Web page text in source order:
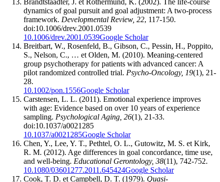
Brandtstaadter, J. et Rothermund, K. (2002). The life-course
dynamics of goal pursuit and goal adjustment: A two-process
framework. Developmental Review, 22, 117-150.
doi:10.1006/drev.2001.0539
10.1006/drev.2001.0539Google Scholar
Breitbart, W., Rosenfeld, B., Gibson, C., Pessin, H., Poppito,
S., Nelson, C., … et Olden, M. (2010). Meaning-centered
group psychotherapy for patients with advanced cancer: A
pilot randomized controlled trial. Psycho-Oncology, 19(1), 21-
28.
10.1002/pon.1556Google Scholar
Carstensen, L. L. (2011). Emotional experience improves
with age: Evidence based on over 10 years of experience
sampling. Psychological Aging, 26(1), 21-33.
doi:10.1037/a0021285
10.1037/a0021285Google Scholar
Chen, Y., Lee, Y. T., Pethtel, O. L., Gutowitz, M. S. et Kirk,
R. M. (2012). Age differences in goal concordance, time use,
and well-being. Educational Gerontology, 38(11), 742-752.
10.1080/03601277.2011.645424Google Scholar
Cook, T. D. et Campbell, D. T. (1979). Quasi-